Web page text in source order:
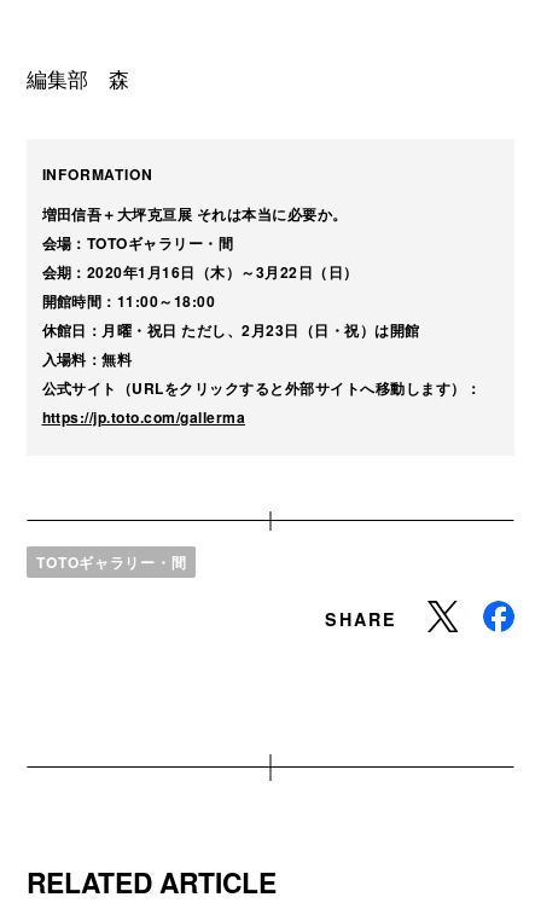
編集部 森
INFORMATION
増田信吾＋大坪克亘展 それは本当に必要か。
会場：TOTOギャラリー・間
会期：2020年1月16日（木）～3月22日（日）
開館時間：11:00～18:00
休館日：月曜・祝日 ただし、2月23日（日・祝）は開館
入場料：無料
公式サイト（URLをクリックすると外部サイトへ移動します）：
https://jp.toto.com/gallerma
TOTOギャラリー・間
SHARE
RELATED ARTICLE